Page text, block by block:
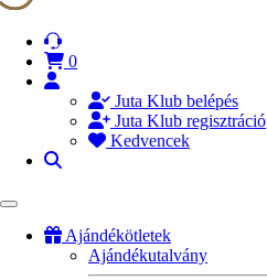
0
Juta Klub belépés
Juta Klub regisztráció
Kedvencek
Ajándékötletek
Ajándékutalvány